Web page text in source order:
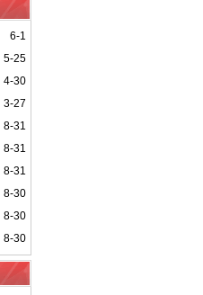
6-1
5-25
4-30
3-27
8-31
8-31
8-31
8-30
8-30
8-30